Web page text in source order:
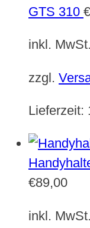
GTS 310 €
inkl. MwSt.
zzgl.
Lieferzeit:
€89,00
inkl. MwSt.